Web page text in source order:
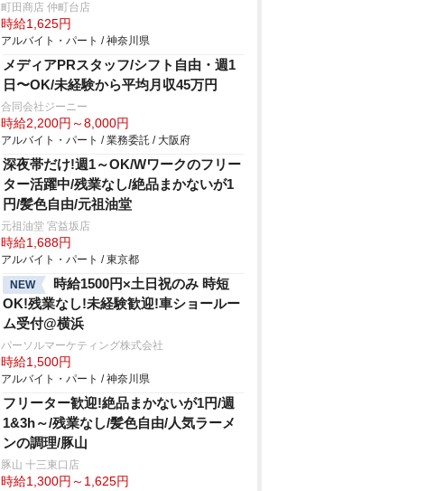
町田商店 仲町台店
時給1,625円
アルバイト・パート / 神奈川県
メディアPRスタッフ/シフト自由・週1
日〜OK/未経験から平均月収45万円
合同会社ジーニー
時給2,200円～8,000円
アルバイト・パート / 業務委託 / 大阪府
深夜帯だけ!週1～OK/Wワークのフリー
ター活躍中/残業なし/絶品まかないが1
円/髪色自由/元祖油堂
元祖油堂 宮益坂店
時給1,688円
アルバイト・パート / 東京都
NEW
時給1500円×土日祝のみ 時短
OK!残業なし!未経験歓迎!車ショールー
ム受付@横浜
パーソルマーケティング株式会社
時給1,500円
アルバイト・パート / 神奈川県
フリーター歓迎!絶品まかないが1円/週
1&3h～/残業なし/髪色自由/人気ラーメ
ンの調理/豚山
豚山 十三東口店
時給1,300円～1,625円